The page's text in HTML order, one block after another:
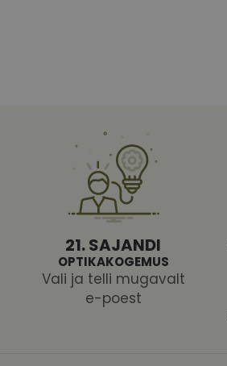
21. SAJANDI
OPTIKAKOGEMUS
Vali ja telli mugavalt
e-poest